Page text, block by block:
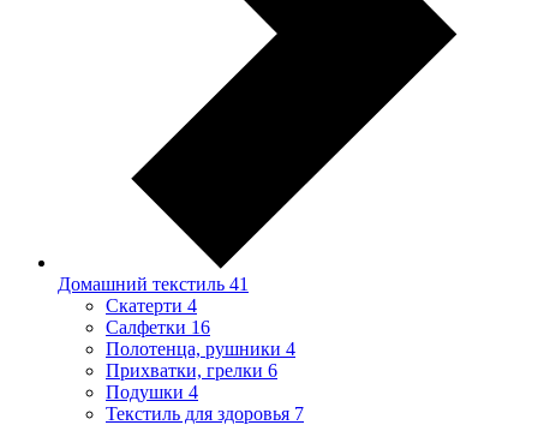
Домашний текстиль 41
Скатерти 4
Салфетки 16
Полотенца, рушники 4
Прихватки, грелки 6
Подушки 4
Текстиль для здоровья 7